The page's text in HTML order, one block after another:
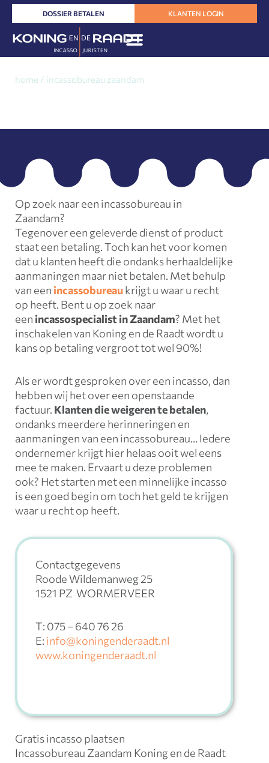
naar
DOSSIER BETALEN KLANTEN LOGIN
home / incassobureau zaandam
Op zoek naar een incassobureau in
Zaandam?
Tegenover een geleverde dienst of product
staat een betaling. Toch kan het voor komen
dat u klanten heeft die ondanks herhaaldelijke
aanmaningen maar niet betalen. Met behulp
van een incassobureaukrijgt u waar u recht
op heeft. Bent u op zoek naar
een incassospecialist in Zaandam? Met het
inschakelen van Koning en de Raadt wordt u
kans op betaling vergroot tot wel 90%!
Als er wordt gesproken over een incasso, dan
hebben wij het over een openstaande
factuur. Klanten die weigeren te betalen,
ondanks meerdere herinneringen en
aanmaningen van een incassobureau… Iedere
ondernemer krijgt hier helaas ooit wel eens
mee te maken. Ervaart u deze problemen
ook? Het starten met een minnelijke incasso
is een goed begin om toch het geld te krijgen
waar u recht op heeft.
Contactgegevens
Roode Wildemanweg 25
1521 PZ WORMERVEER
T: 075 – 640 76 26
E: info@koningenderaadt.nl
www.koningenderaadt.nl
Gratis incasso plaatsen
Incassobureau Zaandam Koning en de Raadt